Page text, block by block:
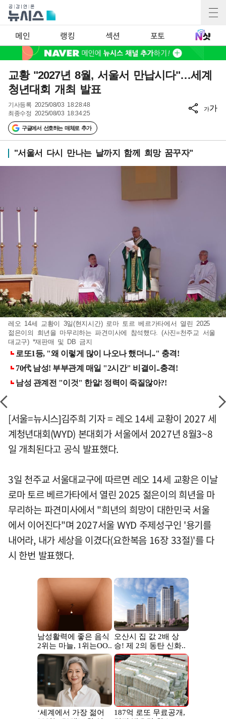
메인 랭킹 섹션 포토
교황 "2027년 8월, 서울서 만납시다"…세계
청년대회 개최 발표
기사등록 2025/08/03 18:28:48
최종수정 2025/08/03 18:34:25
구글에서 선호하는 매체로 추가
가가
"서울서 다시 만나는 날까지 함께 희망 꿈꾸자"
레오 14세 교황이 3일(현지시간) 로마 토르 베르가타에서 열린 2025
젊은이의 희년을 마무리하는 파견미사에 참석했다. (사진=천주교 서울
대교구) *재판매 및 DB 금지
[서울=뉴시스]김주희 기자 = 레오 14세 교황이 2027 세
계청년대회(WYD) 본대회가 서울에서 2027년 8월3~8
일 개최된다고 공식 발표했다.
3일 천주교 서울대교구에 따르면 레오 14세 교황은 이날
로마 토르 베르가타에서 열린 2025 젊은이의 희년을 마
무리하는 파견미사에서 "희년의 희망이 대한민국 서울
에서 이어진다"며 2027서울 WYD 주제성구인 '용기를
내어라, 내가 세상을 이겼다(요한복음 16장 33절)'를 다
시 한번 발표했다.